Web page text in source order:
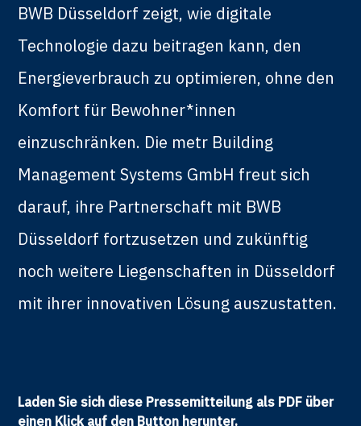
BWB Düsseldorf zeigt, wie digitale
Technologie dazu beitragen kann, den
Energieverbrauch zu optimieren, ohne den
Komfort für Bewohner*innen
einzuschränken. Die metr Building
Management Systems GmbH freut sich
darauf, ihre Partnerschaft mit BWB
Düsseldorf fortzusetzen und zukünftig
noch weitere Liegenschaften in Düsseldorf
mit ihrer innovativen Lösung auszustatten.
Laden Sie sich diese Pressemitteilung als PDF über
einen Klick auf den Button herunter.